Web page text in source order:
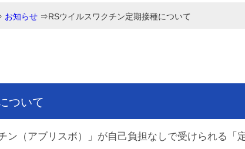
お知らせ ⇒RSウイルスワクチン定期接種について
ついて
ン（アブリスボ）」が自己負担なしで受けられる「